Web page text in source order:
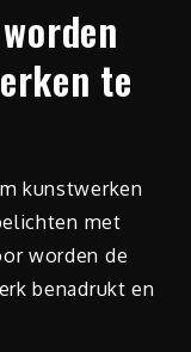
te
kunstwerken
met
worden de
benadrukt en